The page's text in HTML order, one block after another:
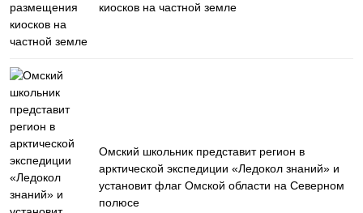
киосков на частной земле
Омский школьник представит регион в
арктической экспедиции «Ледокол знаний» и
установит флаг Омской области на Северном
полюсе